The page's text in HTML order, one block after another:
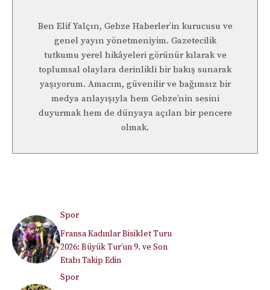
Ben Elif Yalçın, Gebze Haberler’in kurucusu ve
genel yayın yönetmeniyim. Gazetecilik
tutkumu yerel hikâyeleri görünür kılarak ve
toplumsal olaylara derinlikli bir bakış sunarak
yaşıyorum. Amacım, güvenilir ve bağımsız bir
medya anlayışıyla hem Gebze’nin sesini
duyurmak hem de dünyaya açılan bir pencere
olmak.
Spor
Fransa Kadınlar Bisiklet Turu
2026: Büyük Tur’un 9. ve Son
Etabı Takip Edin
Spor